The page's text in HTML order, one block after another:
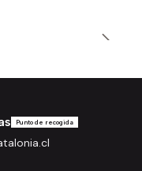
Punto de recogida